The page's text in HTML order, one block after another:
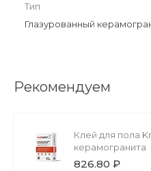
Тип
Глазурованный
Рекомендуем
Клей для пола
керамогранита
826.80 ₽